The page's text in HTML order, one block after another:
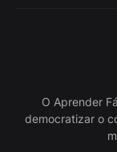
O Aprender
democratizar o